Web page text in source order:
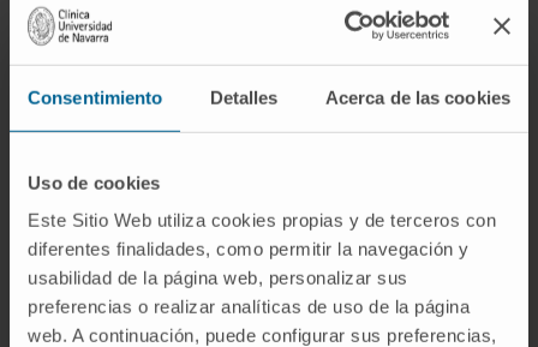
Consentimiento Detalles Acerca de las cookies
Uso de cookies
Este Sitio Web utiliza cookies propias y de terceros con
diferentes finalidades, como permitir la navegación y
usabilidad de la página web, personalizar sus
preferencias o realizar analíticas de uso de la página
web. A continuación, puede configurar sus preferencias,
combinación de alelos que porta un individuo
determinado en uno o varios loci. La
diferencia con el acervo es de escala. El
genotipo es la fotografía de un individuo. El
ese individuo encaja.
Preguntas frecuentes
¿De dónde viene la palabra acervo
génico?